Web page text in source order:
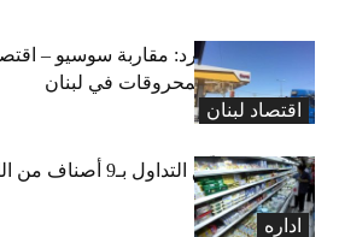
اقتصاد لبنان
التضخم المستورد: مقاربة سوسيو –
لارتفاع أسعار المحروقات في لبنان
اداره
«الاقتصاد» تعلّق التداول بـ9
واللبنة